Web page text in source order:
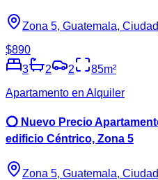
Zona 5, Guatemala, Ciudad
$890
3
2 2 85m²
Apartamento en Alquiler
⭕️ Nuevo Precio
edificio Céntrico, Zona 5
Zona 5, Guatemala, Ciudad